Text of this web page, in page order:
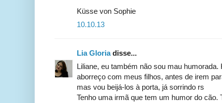
Küsse von Sophie
10.10.13
Lia Gloriadisse...
Liliane, eu também não sou mau
aborreço com meus filhos, antes de irem
mas vou beijá-los à porta, já sorrindo rs
Tenho uma irmã que tem um humor do cão.